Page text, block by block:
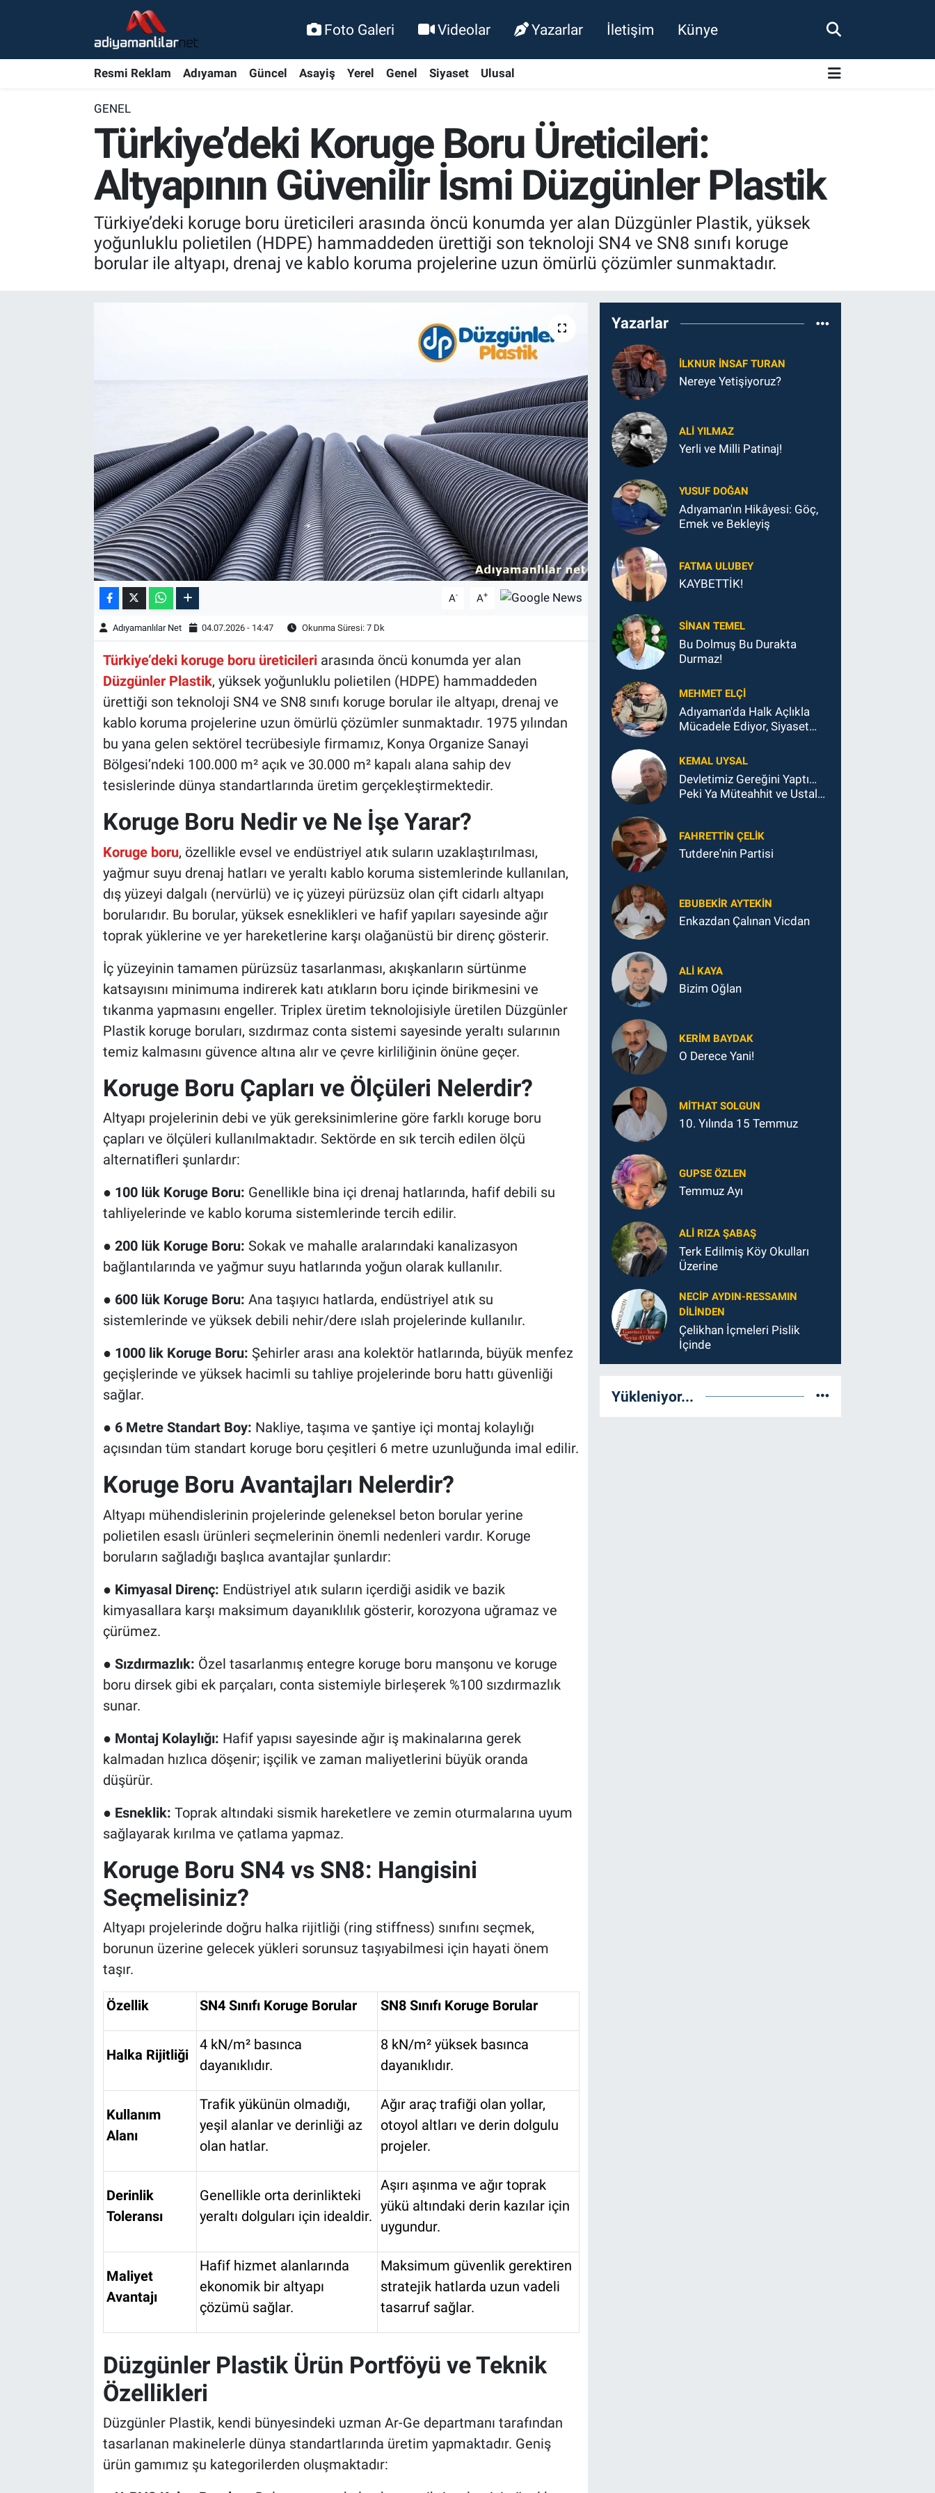
Foto Galeri Videolar Yazarlar İletişim Künye
Resmi Reklam Adıyaman Güncel Asayiş Yerel Genel Siyaset Ulusal
GENEL
Türkiye’deki Koruge Boru Üreticileri:
Altyapının Güvenilir İsmi Düzgünler Plastik
Türkiye’deki koruge boru üreticileri arasında öncü konumda yer alan Düzgünler Plastik, yüksek
yoğunluklu polietilen (HDPE) hammaddeden ürettiği son teknoloji SN4 ve SN8 sınıfı koruge
borular ile altyapı, drenaj ve kablo koruma projelerine uzun ömürlü çözümler sunmaktadır.
A- A+
Adıyamanlılar Net 04.07.2026 - 14:47 Okunma Süresi: 7 Dk
Türkiye’deki koruge boru üreticileriarasında öncü konumda yer alan
Düzgünler Plastik, yüksek yoğunluklu polietilen (HDPE) hammaddeden
ürettiği son teknoloji SN4 ve SN8 sınıfı koruge borular ile altyapı, drenaj ve
kablo koruma projelerine uzun ömürlü çözümler sunmaktadır. 1975 yılından
bu yana gelen sektörel tecrübesiyle firmamız, Konya Organize Sanayi
Bölgesi’ndeki 100.000 m² açık ve 30.000 m² kapalı alana sahip dev
tesislerinde dünya standartlarında üretim gerçekleştirmektedir.
Koruge Boru Nedir ve Ne İşe Yarar?
Koruge boru, özellikle evsel ve endüstriyel atık suların uzaklaştırılması,
yağmur suyu drenaj hatları ve yeraltı kablo koruma sistemlerinde kullanılan,
dış yüzeyi dalgalı (nervürlü) ve iç yüzeyi pürüzsüz olan çift cidarlı altyapı
borularıdır. Bu borular, yüksek esneklikleri ve hafif yapıları sayesinde ağır
toprak yüklerine ve yer hareketlerine karşı olağanüstü bir direnç gösterir.
İç yüzeyinin tamamen pürüzsüz tasarlanması, akışkanların sürtünme
katsayısını minimuma indirerek katı atıkların boru içinde birikmesini ve
tıkanma yapmasını engeller. Triplex üretim teknolojisiyle üretilen Düzgünler
Plastik koruge boruları, sızdırmaz conta sistemi sayesinde yeraltı sularının
temiz kalmasını güvence altına alır ve çevre kirliliğinin önüne geçer.
Koruge Boru Çapları ve Ölçüleri Nelerdir?
Altyapı projelerinin debi ve yük gereksinimlerine göre farklı koruge boru
çapları ve ölçüleri kullanılmaktadır. Sektörde en sık tercih edilen ölçü
alternatifleri şunlardır:
● 100 lük Koruge Boru: Genellikle bina içi drenaj hatlarında, hafif debili su
tahliyelerinde ve kablo koruma sistemlerinde tercih edilir.
● 200 lük Koruge Boru: Sokak ve mahalle aralarındaki kanalizasyon
bağlantılarında ve yağmur suyu hatlarında yoğun olarak kullanılır.
● 600 lük Koruge Boru: Ana taşıyıcı hatlarda, endüstriyel atık su
sistemlerinde ve yüksek debili nehir/dere ıslah projelerinde kullanılır.
● 1000 lik Koruge Boru: Şehirler arası ana kolektör hatlarında, büyük menfez
geçişlerinde ve yüksek hacimli su tahliye projelerinde boru hattı güvenliği
sağlar.
● 6 Metre Standart Boy: Nakliye, taşıma ve şantiye içi montaj kolaylığı
açısından tüm standart koruge boru çeşitleri 6 metre uzunluğunda imal edilir.
Koruge Boru Avantajları Nelerdir?
Altyapı mühendislerinin projelerinde geleneksel beton borular yerine
polietilen esaslı ürünleri seçmelerinin önemli nedenleri vardır. Koruge
boruların sağladığı başlıca avantajlar şunlardır:
● Kimyasal Direnç: Endüstriyel atık suların içerdiği asidik ve bazik
kimyasallara karşı maksimum dayanıklılık gösterir, korozyona uğramaz ve
çürümez.
● Sızdırmazlık: Özel tasarlanmış entegre koruge boru manşonu ve koruge
boru dirsek gibi ek parçaları, conta sistemiyle birleşerek %100 sızdırmazlık
sunar.
● Montaj Kolaylığı: Hafif yapısı sayesinde ağır iş makinalarına gerek
kalmadan hızlıca döşenir; işçilik ve zaman maliyetlerini büyük oranda
düşürür.
● Esneklik: Toprak altındaki sismik hareketlere ve zemin oturmalarına uyum
sağlayarak kırılma ve çatlama yapmaz.
Koruge Boru SN4 vs SN8: Hangisini
Seçmelisiniz?
Altyapı projelerinde doğru halka rijitliği (ring stiffness) sınıfını seçmek,
borunun üzerine gelecek yükleri sorunsuz taşıyabilmesi için hayati önem
taşır.
Özellik SN4 Sınıfı Koruge Borular SN8 Sınıfı Koruge Borular
Halka Rijitliği
4 kN/m² basınca
dayanıklıdır.
8 kN/m² yüksek basınca
dayanıklıdır.
Kullanım
Alanı
Trafik yükünün olmadığı,
yeşil alanlar ve derinliği az
olan hatlar.
Ağır araç trafiği olan yollar,
otoyol altları ve derin dolgulu
projeler.
Derinlik
Toleransı
Genellikle orta derinlikteki
yeraltı dolguları için idealdir.
Aşırı aşınma ve ağır toprak
yükü altındaki derin kazılar için
uygundur.
Maliyet
Avantajı
Hafif hizmet alanlarında
ekonomik bir altyapı
çözümü sağlar.
Maksimum güvenlik gerektiren
stratejik hatlarda uzun vadeli
tasarruf sağlar.
Düzgünler Plastik Ürün Portföyü ve Teknik
Özellikleri
Düzgünler Plastik, kendi bünyesindeki uzman Ar-Ge departmanı tarafından
tasarlanan makinelerle dünya standartlarında üretim yapmaktadır. Geniş
ürün gamımız şu kategorilerden oluşmaktadır:
Yazarlar
İLKNUR İNSAF TURAN
Nereye Yetişiyoruz?
ALI YILMAZ
Yerli ve Milli Patinaj!
YUSUF DOĞAN
Adıyaman'ın Hikâyesi: Göç,
Emek ve Bekleyiş
FATMA ULUBEY
KAYBETTİK!
SINAN TEMEL
Bu Dolmuş Bu Durakta
Durmaz!
MEHMET ELÇI
Adıyaman'da Halk Açlıkla
Mücadele Ediyor, Siyaset
KEMAL UYSAL
Devletimiz Gereğini Yaptı…
Peki Ya Müteahhit ve Ustalar
FAHRETTIN ÇELİK
Tutdere'nin Partisi
EBUBEKIR AYTEKIN
Enkazdan Çalınan Vicdan
ALI KAYA
Bizim Oğlan
KERIM BAYDAK
O Derece Yani!
MITHAT SOLGUN
10. Yılında 15 Temmuz
GUPSE ÖZLEN
Temmuz Ayı
ALI RIZA ŞABAŞ
Terk Edilmiş Köy Okulları
Üzerine
NECIP AYDIN-RESSAMIN
DILINDEN
Çelikhan İçmeleri Pislik
İçinde
Yükleniyor...
Bölge Haberleri
BİLİM VE TEKNOLOJİ
Şambayat Haber
Nöbetçi Eczaneler
Adiyaman Namaz Vakitleri
Trafik Durumu
Süper Lig Puan Durumu ve Fikstür
Tüm Manşetler
Son Dakika Haberleri